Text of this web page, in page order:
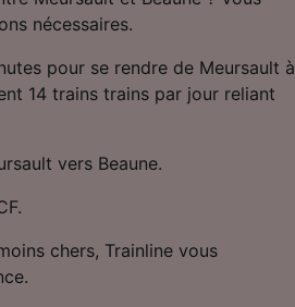
nécessaires.
pour se rendre de Meursault à
14 trains trains par jour reliant
vers Beaune.
chers, Trainline vous